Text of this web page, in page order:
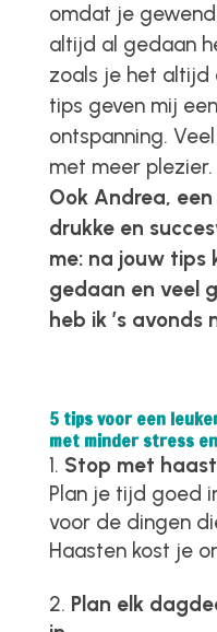
omdat je
altijd al gedaan
zoals je het altijd
tips geven mij
ontspanning.
met meer plezier.
Ook Andrea,
drukke en
me: na jouw tips
gedaan en veel
heb ik ’s
5 tips voor een
met minder stress
Stop met
Plan je tijd goed
voor de dingen
Haasten kost je
Plan elk